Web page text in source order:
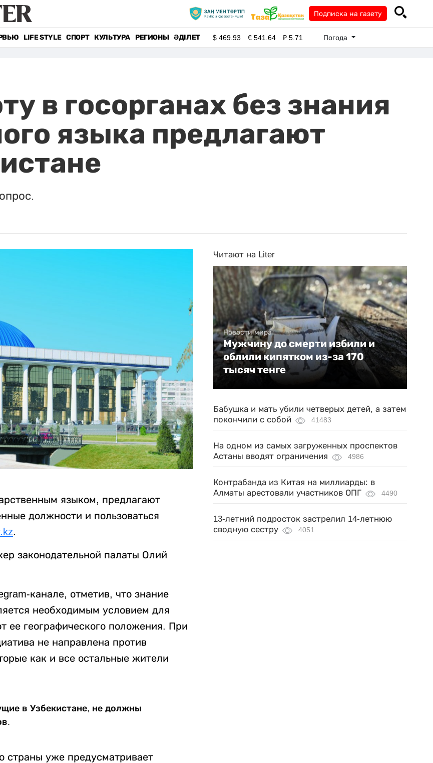
Подписка на газету
LIFE STYLE СПОРТ КУЛЬТУРА РЕГИОНЫ ӘДІЛЕТ $469.93 €541.64 ₽5.71 Погода
в госорганах без знания
языка предлагают
языком, предлагают
должности и пользоваться
.
законодательной палаты Олий
канале, отметив, что знание
необходимым условием для
ее географического положения. При
не направлена против
как и все остальные жители
в Узбекистане, не должны
страны уже предусматривает
Читают на Liter
Новости мира
Мужчину до смерти избили и
облили кипятком из-за 170
тысяч тенге
Бабушка и мать убили четверых детей, а затем
покончили с собой
41483
На одном из самых загруженных проспектов
Астаны вводят ограничения
4986
Контрабанда из Китая на миллиарды: в
Алматы арестовали участников ОПГ
4490
13-летний подросток застрелил 14-летнюю
сводную сестру
4051